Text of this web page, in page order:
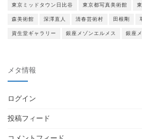
東京ミッドタウン日比谷 東京都写真美術館
森美術館 深澤直人 清春芸術村 田根剛
資生堂ギャラリー 銀座メゾンエルメス 銀座
メタ情報
ログイン
投稿フィード